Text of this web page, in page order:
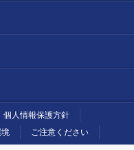
個人情報保護方針
ご注意ください